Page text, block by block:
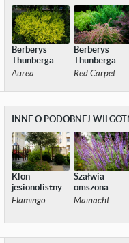
Berberys
Thunberga
Aurea
Berberys
Thunberga
Red Carpet
INNE O PODOBNEJ
Klon
jesionolistny
Flamingo
Szałwia
omszona
Mainacht